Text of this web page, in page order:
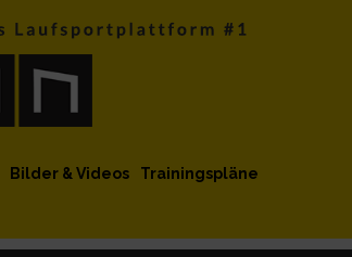
Bilder & Videos Trainingspläne